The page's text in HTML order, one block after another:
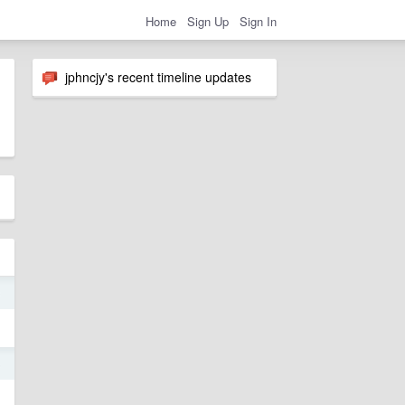
Home Sign Up Sign In
jphncjy's recent timeline updates